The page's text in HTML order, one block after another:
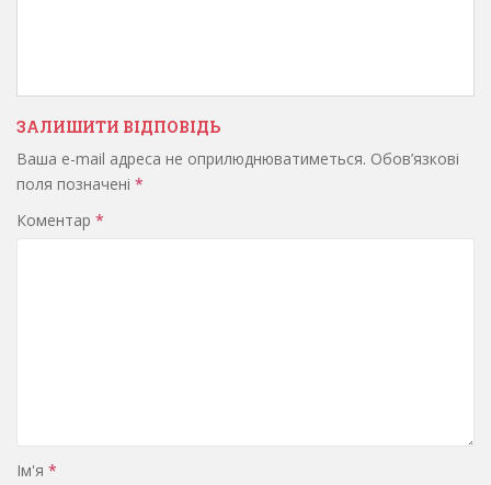
ЗАЛИШИТИ ВІДПОВІДЬ
Ваша e-mail адреса не оприлюднюватиметься. Обов’язкові
поля позначені *
Коментар *
Ім'я *